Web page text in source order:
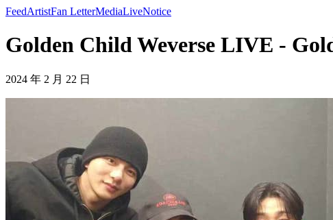
FeedArtistFan LetterMediaLiveNotice
Golden Child Weverse LIVE -
2024 年 2 月 22 日